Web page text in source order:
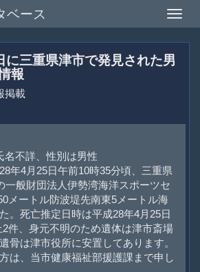
Toggle
ベース
三重県津市で発見された男
報
掲載
名不詳、性別は男性
年4月25日午前10時35分頃、三重県
一般財団法人伊勢湾海洋スポーツセ
メートル防波堤先南東5メートル海
。死亡推定日時は平成28年4月25日
件、身元不明のため遺体は津市斎場
骨は津市役所に安置してあります。
は、当市健康福祉部援護課まで申し